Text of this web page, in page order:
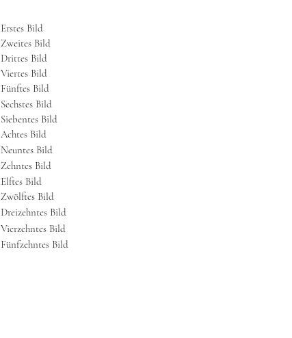
Erstes Bild
Zweites Bild
Drittes Bild
Viertes Bild
Fünftes Bild
Sechstes Bild
Siebentes Bild
Achtes Bild
Neuntes Bild
Zehntes Bild
Elftes Bild
Zwölftes Bild
Dreizehntes Bild
Vierzehntes Bild
Fünfzehntes Bild